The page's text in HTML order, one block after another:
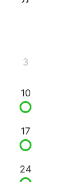
3
10
17
24